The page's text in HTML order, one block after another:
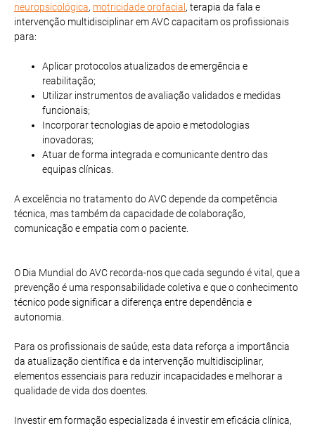
neuropsicológica, motricidade orofacial , terapia da fala e
intervenção multidisciplinar em AVC capacitam os profissionais
para:
Aplicar protocolos atualizados de emergência e
reabilitação;
Utilizar instrumentos de avaliação validados e medidas
funcionais;
Incorporar tecnologias de apoio e metodologias
inovadoras;
Atuar de forma integrada e comunicante dentro das
equipas clínicas.
A excelência no tratamento do AVC depende da competência
técnica, mas também da capacidade de colaboração,
comunicação e empatia com o paciente.
O Dia Mundial do AVC recorda-nos que cada segundo é vital, que a
prevenção é uma responsabilidade coletiva e que o conhecimento
técnico pode significar a diferença entre dependência e
autonomia.
Para os profissionais de saúde, esta data reforça a importância
da atualização científica e da intervenção multidisciplinar,
elementos essenciais para reduzir incapacidades e melhorar a
qualidade de vida dos doentes.
Investir em formação especializada é investir em eficácia clínica,